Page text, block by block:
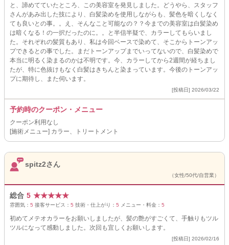
と、諦めてていたところ、この美容室を発見しました。どうやら、スタッフ
さんがあみ出した技により、白髪染めを使用しながらも、髪色を暗くしなく
ても良いとの事。。え、そんなこと可能なの？？今までの美容室は白髪染め
は暗くなる！の一択だったのに。。と半信半疑で、カラーしてもらいまし
た。それぞれの髪質もあり、私は今回ベースで染めて、そこからトーンアッ
プできるとの事でした。まだトーンアップまでいってないので、白髪染めで
本当に明るく染まるのかは不明です。今、カラーしてから2週間が経ちまし
たが、特に色抜けもなく白髪はきちんと染まっています。今後のトーンアッ
プに期待し、また伺います。
[投稿日] 2026/03/22
予約時のクーポン・メニュー
クーポン利用なし
[施術メニュー] カラー、トリートメント
spitz2さん
（女性/50代/自営業）
総合 5 ★★★★★
雰囲気： 5 接客サービス： 5 技術・仕上がり： 5 メニュー・料金： 5
初めてメテオカラーをお願いしましたが、髪の艶がすごくて、手触りもツル
ツルになって感動しました。次回も宜しくお願いします。
[投稿日] 2026/02/16